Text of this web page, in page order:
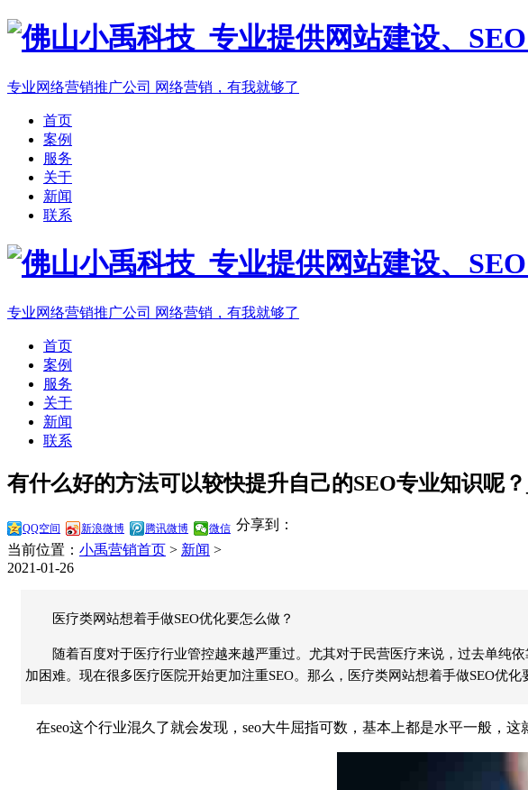
专业网络营销推广公司 网络营销，有我就够了
首页
案例
服务
关于
新闻
联系
专业网络营销推广公司 网络营销，有我就够了
首页
案例
服务
关于
新闻
联系
有什么好的方法可以较快提升自己的SEO专业知识呢
分享到：
QQ空间 新浪微博 腾讯微博 微信
当前位置： 小禹营销首页 > 新闻 >
2021-01-26
医疗类网站想着手做SEO优化要怎么做？
随着百度对于医疗行业管控越来越严重过。尤其对于民营医疗来说，过去单纯
加困难。现在很多医疗医院开始更加注重SEO。那么，医疗类网站想着手做SEO优化
在seo这个行业混久了就会发现，seo大牛屈指可数，基本上都是水平一般，这